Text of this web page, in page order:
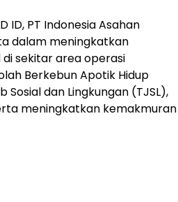
ID, PT Indonesia Asahan
dalam meningkatkan
sekitar area operasi
Berkebun Apotik Hidup
dan Lingkungan (TJSL),
meningkatkan kemakmuran